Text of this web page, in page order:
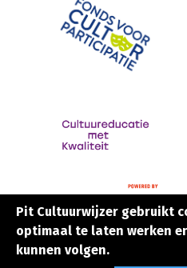
Pit Cultuurwijzer gebruikt
optimaal te laten werken
kunnen volgen.
Pit Cultuurwijzer gebruikt
optimaal te laten werken
kunnen volgen.